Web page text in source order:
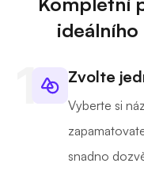
Zvolte
Vyberte si
snadno